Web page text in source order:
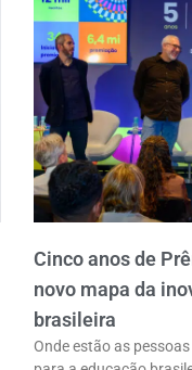
Cinco anos de
novo mapa da
brasileira
Onde estão as